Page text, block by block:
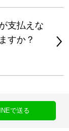
支払えな
すか？
で送る